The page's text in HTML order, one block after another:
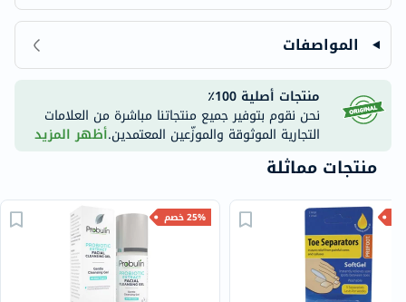
المواصفات
منتجات أصلية 100٪
نحن نقوم بتوفير جميع منتجاتنا مباشرة من العلامات
التجارية الموثوقة والموزّعين المعتمدين.أظهر المزيد
منتجات مماثلة
25% خصم